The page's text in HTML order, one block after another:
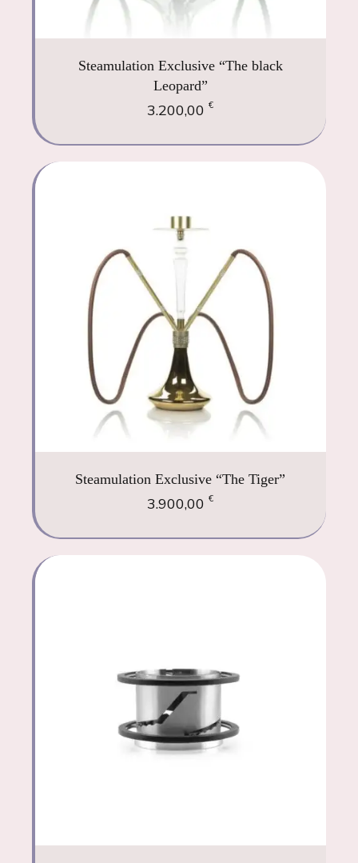
Steamulation Exclusive “The black
Leopard”
3.200,00€
Steamulation Exclusive “The Tiger”
3.900,00€